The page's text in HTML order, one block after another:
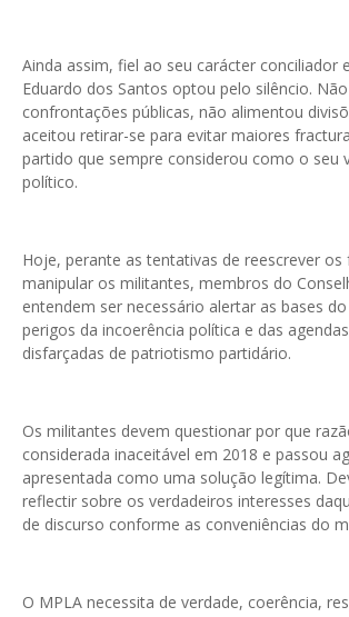
Ainda assim, fiel ao seu carácter conciliador
Eduardo dos Santos optou pelo silêncio.
confrontações públicas, não alimentou
aceitou retirar-se para evitar maiores
partido que sempre considerou como o seu
político.
Hoje, perante as tentativas de reescrever os
manipular os militantes, membros do
entendem ser necessário alertar as bases
perigos da incoerência política e das
disfarçadas de patriotismo partidário.
Os militantes devem questionar por que
considerada inaceitável em 2018 e passou
apresentada como uma solução legítima.
reflectir sobre os verdadeiros interesses
de discurso conforme as conveniências do
O MPLA necessita de verdade, coerência,